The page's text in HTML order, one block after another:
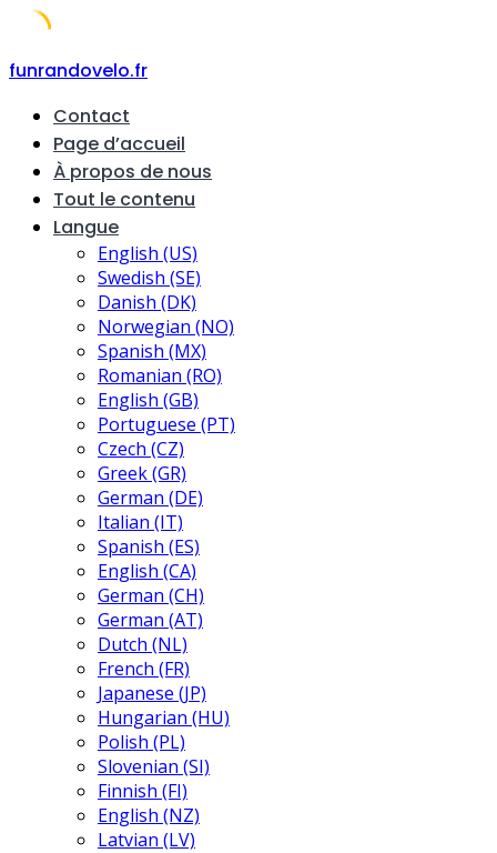
Skip
content
funrandovelo.fr
Contact
Page d’accueil
À propos de nous
Tout le contenu
Langue
English (US)
Swedish (SE)
Danish (DK)
Norwegian (NO)
Spanish (MX)
Romanian (RO)
English (GB)
Portuguese (PT)
Czech (CZ)
Greek (GR)
German (DE)
Italian (IT)
Spanish (ES)
English (CA)
German (CH)
German (AT)
Dutch (NL)
French (FR)
Japanese (JP)
Hungarian (HU)
Polish (PL)
Slovenian (SI)
Finnish (FI)
English (NZ)
Latvian (LV)